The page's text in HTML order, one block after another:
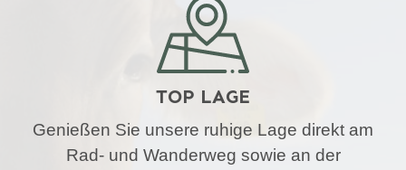
TOP LAGE
Genießen Sie unsere ruhige Lage direkt am
Rad- und Wanderweg sowie an der